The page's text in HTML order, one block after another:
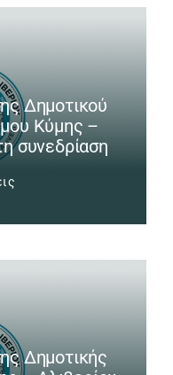
Δημοτικού
Κύμης –
συνεδρίαση
Δημοτικής